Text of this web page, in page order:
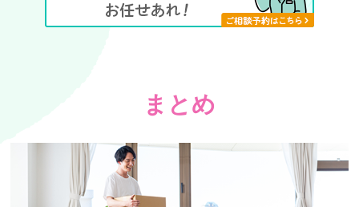
まとめ